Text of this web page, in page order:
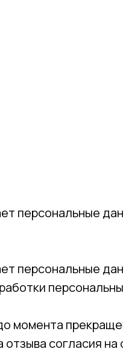
персональные
персональные
момента
согласия на